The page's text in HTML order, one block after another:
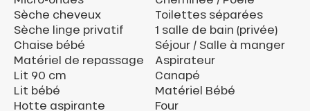
Sèche cheveux
Sèche linge privatif
Chaise bébé
Matériel de repassage
Lit 90 cm
Lit bébé
Hotte aspirante
Toilettes séparées
1 salle de bain (privée)
Séjour / Salle à manger
Aspirateur
Canapé
Matériel Bébé
Four